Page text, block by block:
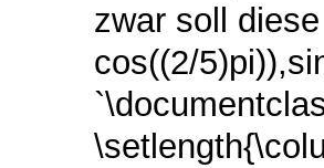
zwar soll
cos((2/